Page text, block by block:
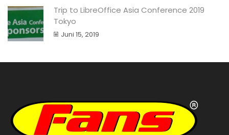
Trip to LibreOffice Asia Conference 2019
Tokyo
Juni 15, 2019